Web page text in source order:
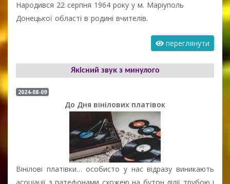
Народився 22 серпня 1964 року у м. Маріуполь
Донецької області в родині вчителів.
переглянути
Якісний звук з минулого
2024-08-09
До Дня вінілових платівок
Вінілові платівки… особисто у нас відразу виникають